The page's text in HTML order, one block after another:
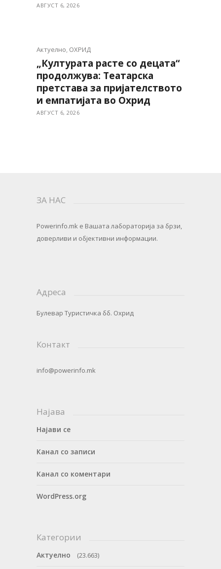
АВГУСТ 6, 2026
Актуелно, ОХРИД
„Културата расте со децата“
продолжува: Театарска
претстава за пријателството
и емпатијата во Охрид
АВГУСТ 6, 2026
ЗА НАС
Powerinfo.mk e Вашата лабораторија за брзи,
доверливи и објективни информации.
Адреса
Булевар Туристичка бб. Охрид
Контакт
info@powerinfo.mk
Најава
Најави се
Канал со записи
Канал со коментари
WordPress.org
Категории
Актуелно (23.663)